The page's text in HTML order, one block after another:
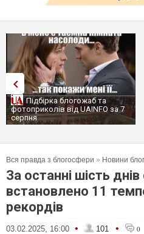
Підбірка блогожаб та
фотоприколів від UAINFO за 7
серпня
Вся правда з блогосфери » Новини
За останні шість
встановлено 11
рекордів
03.02.2025, 16:00 • 101 • 0